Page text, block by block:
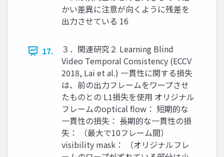
かい差異に注意が向くように残差を
出力させている 16
17.
３．関連研究２ Learning Blind
Video Temporal Consistency (ECCV
2018, Lai et al.) 一貫性に関する損失
は、前の出力フレームをワープさせ
たものとの L1損失を使用 オリジナル
フレームのoptical flow： 短期的な
一貫性の損失： 長期的な一貫性の損
失： （最大で10フレーム間）
visibility mask： （オリジナルフレ